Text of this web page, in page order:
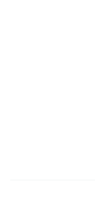
二、录取结果